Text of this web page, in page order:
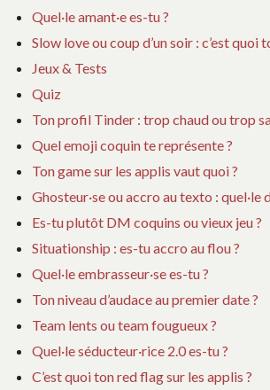
Quel·le amant·e es-tu ?
Slow love ou coup d’un soir : c’est quoi
Jeux & Tests
Quiz
Ton profil Tinder : trop chaud ou trop
Quel emoji coquin te représente ?
Ton game sur les applis vaut quoi ?
Ghosteur·se ou accro au texto : quel·le
Es-tu plutôt DM coquins ou vieux jeu ?
Situationship : es-tu accro au flou ?
Quel·le embrasseur·se es-tu ?
Ton niveau d’audace au premier date ?
Team lents ou team fougueux ?
Quel·le séducteur·rice 2.0 es-tu ?
C’est quoi ton red flag sur les applis ?